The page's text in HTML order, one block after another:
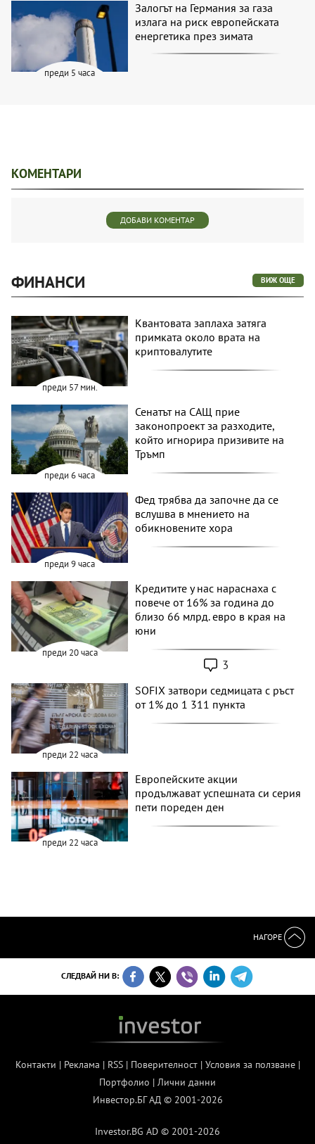
преди 5 часа
Залогът на Германия за газа
излага на риск европейската
енергетика през зимата
КОМЕНТАРИ
ДОБАВИ КОМЕНТАР
ФИНАНСИ ВИЖ ОЩЕ
преди 57 мин.
Квантовата заплаха затяга
примката около врата на
криптовалутите
преди 6 часа
Сенатът на САЩ прие
законопроект за разходите,
който игнорира призивите на
Тръмп
преди 9 часа
Фед трябва да започне да се
вслушва в мнението на
обикновените хора
преди 20 часа
Кредитите у нас нараснаха с
повече от 16% за година до
близо 66 млрд. евро в края на
юни
3
преди 22 часа
SOFIX затвори седмицата с ръст
от 1% до 1 311 пункта
преди 22 часа
Европейските акции
продължават успешната си серия
пети пореден ден
НАГОРЕ
СЛЕДВАЙ НИ В:
Контакти | Реклама | RSS| Поверителност| Условия за ползване|
Портфолио | Лични данни
Инвестор.БГ АД © 2001-2026
Investor.BG AD © 2001-2026